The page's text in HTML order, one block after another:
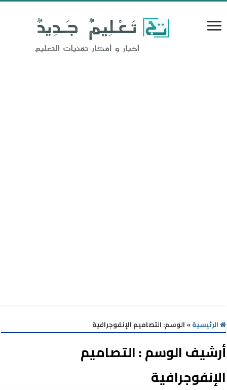
الرئيسية» الوسم: التصاميم الإنفوجرافية
أرشيف الوسم :التصاميم
الإنفوجرافية